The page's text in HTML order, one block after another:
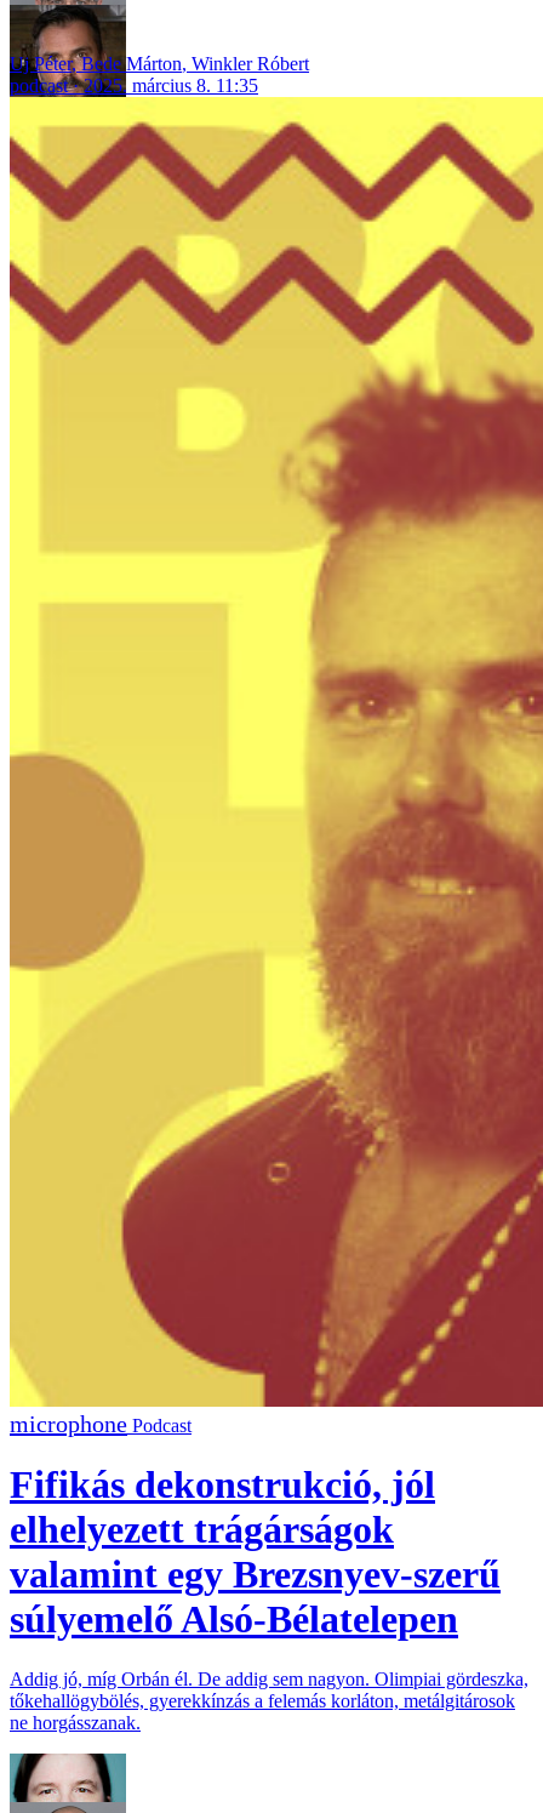
Uj Péter,Bede Márton, Winkler Róbert
podcast
2025. március 8. 11:35
Podcast
Fifikás dekonstrukció, jól
elhelyezett trágárságok
valamint egy Brezsnyev-szerű
súlyemelő Alsó-Bélatelepen
Addig jó, míg Orbán él. De addig sem nagyon. Olimpiai gördeszka,
tőkehallögybölés, gyerekkínzás a felemás korláton, metálgitárosok
ne horgásszanak.